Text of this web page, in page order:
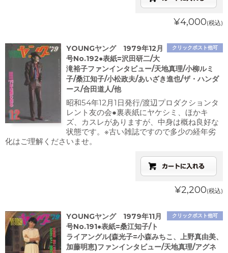
¥4,000(税込)
クリックポスト他可
YOUNGヤング 1979年12月
号No.192●表紙=沢田研二/大
滝裕子ファンインタビュー/天地真理/小柳ルミ
子/桑江知子/小松政夫/あいざき進也/ザ・ハンダ
ース/合田道人/他
昭和54年12月1日発行/渡辺プロダクションタ
レント友の会●裏表紙にヤケシミ、ほかキ
ズ、カスレがありますが、中身は概ね良好な
状態です。※古い雑誌ですので多少の経年劣
化はご理解くださいませ。
¥2,200(税込)
クリックポスト他可
YOUNGヤング 1979年11月
号No.191●表紙=桑江知子/ト
ライアングル(森光子=小森みちこ、上野真由美、
加藤明恵)ファンインタビュー/天地真理/アグネ